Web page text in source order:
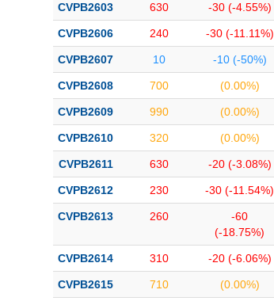
CVPB2603 630 -30 (-4.55%)
CVPB2606 240 -30 (-11.11%)
CVPB2607 10 -10 (-50%)
CVPB2608 700 (0.00%)
CVPB2609 990 (0.00%)
CVPB2610 320 (0.00%)
CVPB2611 630 -20 (-3.08%)
CVPB2612 230 -30 (-11.54%)
CVPB2613 260
-60
(-18.75%)
CVPB2614 310 -20 (-6.06%)
CVPB2615 710 (0.00%)
Tin tức(-)
Bài viết của tác giả(-)
Báo cáo phân tích (-)
Thuật ngữ(-)
Dịch vụ(-)
Đào tạo
Sách tài chính